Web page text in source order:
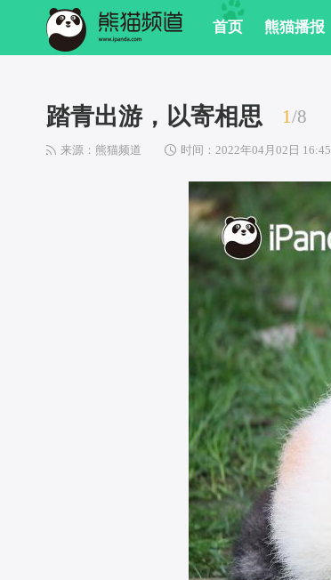
首页 熊猫播报
踏青出游，以寄相思 1/8
来源：熊猫频道 时间：2022年04月02日 16:45